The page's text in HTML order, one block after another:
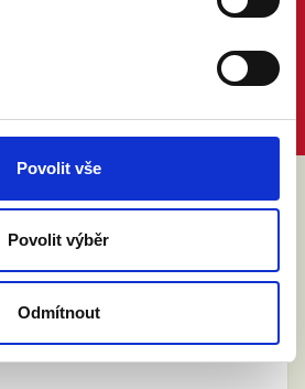
Povolit vše
Povolit výběr
Odmítnout
MANŽELSTVÍ NIC